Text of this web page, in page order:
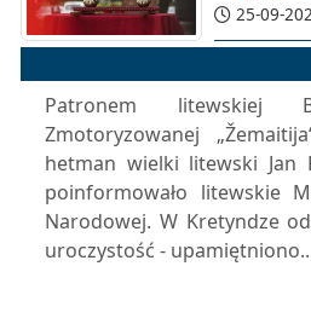
25-09-
Patronem litewskiej
Zmotoryzowanej
hetman wielki litewski Jan
poinformowało litewskie
Narodowej. W Kretyndze
uroczystość -